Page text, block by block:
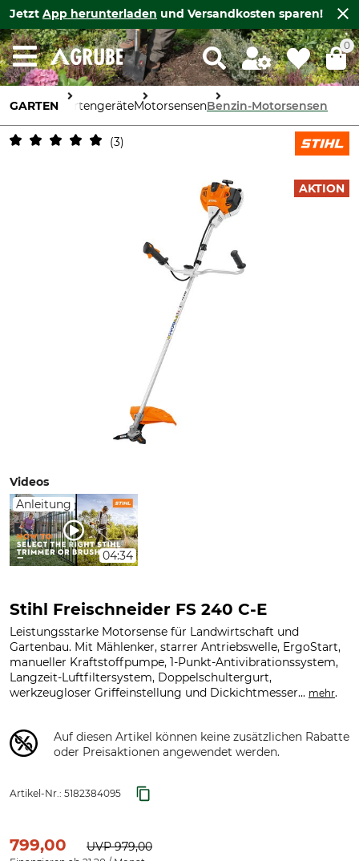
Jetzt App herunterladen und Versandkosten sparen!
0
GARTEN GartengeräteMotorsensenBenzin-Motorsensen
3
Videos
Anleitung
04:34
AKTION
Stihl Freischneider FS 240 C-E
Leistungsstarke Motorsense für Landwirtschaft und
Gartenbau. Mit Mählenker, starrer Antriebswelle, ErgoStart,
manueller Kraftstoffpumpe, 1-Punkt-Antivibrationssystem,
Langzeit-Luftfiltersystem, Doppelschultergurt,
werkzeugloser Griffeinstellung und Dickichtmesser... mehr.
Auf diesen Artikel können keine zusätzlichen Rabatte
oder Preisaktionen angewendet werden.
Artikel-Nr.: 5182384095
799,00 UVP979,00